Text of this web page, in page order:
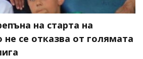
на старта на
се отказва от голямата